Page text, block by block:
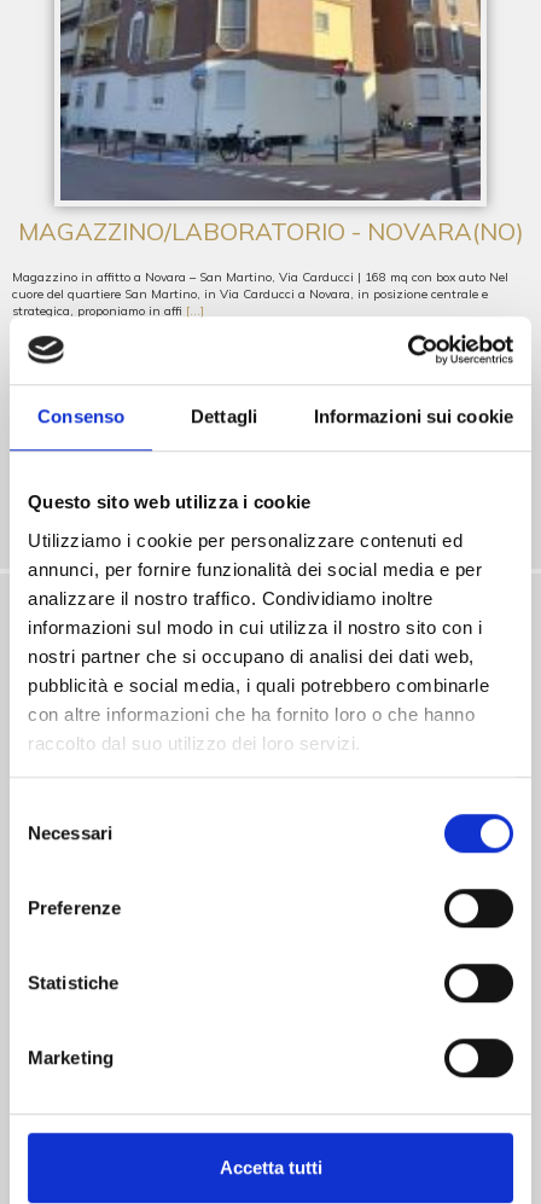
Consenso Dettagli Informazioni sui cookie
Questo sito web utilizza i cookie
Utilizziamo i cookie per personalizzare contenuti ed
annunci, per fornire funzionalità dei social media e per
analizzare il nostro traffico. Condividiamo inoltre
informazioni sul modo in cui utilizza il nostro sito con i
nostri partner che si occupano di analisi dei dati web,
pubblicità e social media, i quali potrebbero combinarle
con altre informazioni che ha fornito loro o che hanno
raccolto dal suo utilizzo dei loro servizi.
delNecessari
Preferenze
Statistiche
Marketing
Accetta tutti
MAGAZZINO/LABORATORIO - NOVARA(NO)
Magazzino in affitto a Novara – San Martino, Via Carducci | 168 mq con box auto Nel
cuore del quartiere San Martino, in Via Carducci a Novara, in posizione centrale e
strategica, proponiamo in affi [...]
€ 800
Mq. 168
Magazzino
Commerciale
📍 Via Ciro Gastone – In posizione esclusiva, immersa nel verde e con affaccio sul
suggestivo Pa[...]